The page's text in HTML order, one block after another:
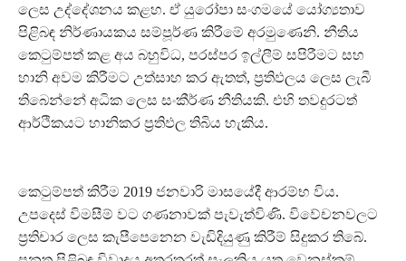
ලෙස උද්දේශනය කළහ. ඒ යුරෝපා සංගමයේ යෝග්‍යතාව
පිළිබඳ නිර්ණායකය සම්පූර්ණ කිරීමේ අරමුණෙනි. නීතිය
කෙටුම්පත් කළ අය බහුවිධ, පරස්පර ඉල්ලීම් සපිරීමට සහ
හානි අවම කිරීමට උත්සාහ කර ඇතත්, ප්‍රතිඵලය ලෙස ලැබී
තිබෙන්නේ අධික ලෙස සංකීර්ණ නීතියකි. එහි තවදුරටත්
ආර්ථිකයට හානිකර ප්‍රතිඵල තිබිය හැකිය.
කෙටුම්පත් කිරීම 2019 ජනවාරි මාසයේදී ආරම්භ විය.
උපදෙස් විමසීම් වට ගණනාවක් පැවැත්විණි. විවේචනවලට
ප්‍රතිචාර ලෙස කැපීපෙනෙන වැඩිදියුණු කිරීම් සිදුකර තිබේ.